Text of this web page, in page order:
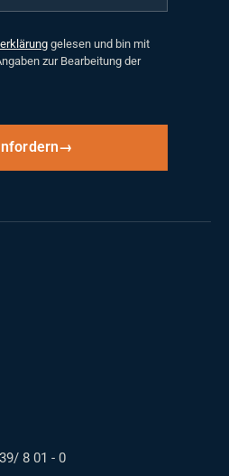
gelesen und bin mit
zur Bearbeitung der
8 01 - 0